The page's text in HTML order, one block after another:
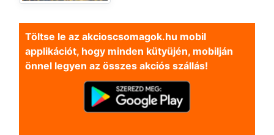
Töltse le az akcioscsomagok.hu mobil
applikációt, hogy minden kütyüjén, mobilján
önnel legyen az összes akciós szállás!